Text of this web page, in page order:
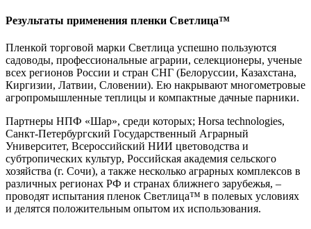
Результаты применения пленки Светлица™
Пленкой торговой марки Светлица успешно пользуются
садоводы, профессиональные аграрии, селекционеры, ученые
всех регионов России и стран СНГ (Белоруссии, Казахстана,
Киргизии, Латвии, Словении). Ею накрывают многометровые
агропромышленные теплицы и компактные дачные парники.
Партнеры НПФ «Шар», среди которых; Horsа technologies,
Санкт-Петербургский Государственный Аграрный
Университет, Всероссийский НИИ цветоводства и
субтропических культур, Российская академия сельского
хозяйства (г. Сочи), а также несколько аграрных комплексов в
различных регионах РФ и странах ближнего зарубежья, –
проводят испытания пленок Светлица™ в полевых условиях
и делятся положительным опытом их использования.